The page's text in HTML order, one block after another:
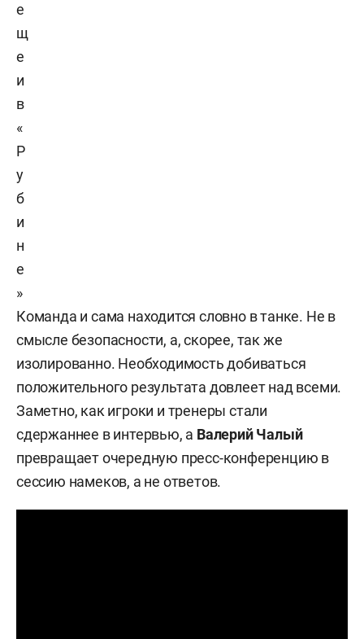
е
щ
е
и
в
«
Р
у
б
и
н
е
»
Команда и сама находится словно в танке. Не в
смысле безопасности, а, скорее, так же
изолированно. Необходимость добиваться
положительного результата довлеет над всеми.
Заметно, как игроки и тренеры стали
сдержаннее в интервью, а Валерий Чалый
превращает очередную пресс-конференцию в
сессию намеков, а не ответов.